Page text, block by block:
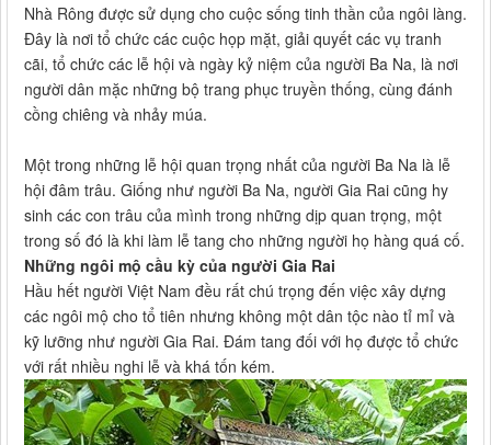
Nhà Rông được sử dụng cho cuộc sống tinh thần của ngôi làng.
Đây là nơi tổ chức các cuộc họp mặt, giải quyết các vụ tranh
cãi, tổ chức các lễ hội và ngày kỷ niệm của người Ba Na, là nơi
người dân mặc những bộ trang phục truyền thống, cùng đánh
cồng chiêng và nhảy múa.
Một trong những lễ hội quan trọng nhất của người Ba Na là lễ
hội đâm trâu. Giống như người Ba Na, người Gia Rai cũng hy
sinh các con trâu của mình trong những dịp quan trọng, một
trong số đó là khi làm lễ tang cho những người họ hàng quá cố.
Những ngôi mộ cầu kỳ của người Gia Rai
Hầu hết người Việt Nam đều rất chú trọng đến việc xây dựng
các ngôi mộ cho tổ tiên nhưng không một dân tộc nào tỉ mỉ và
kỹ lưỡng như người Gia Rai. Đám tang đối với họ được tổ chức
với rất nhiều nghi lễ và khá tốn kém.